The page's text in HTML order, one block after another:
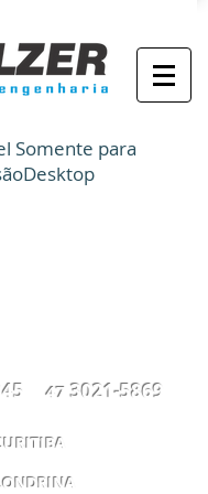
Somente para
473021-5869